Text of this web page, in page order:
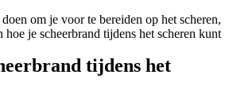
om je voor te bereiden op het scheren,
hoe je scheerbrand tijdens het scheren kunt
tijdens het